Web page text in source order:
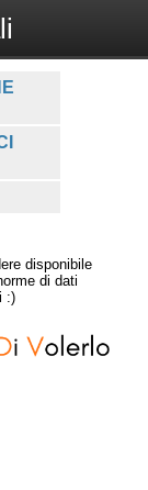
disponibile
di dati
:)